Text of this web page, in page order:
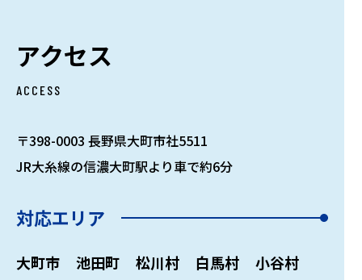
アクセス
ACCESS
〒398-0003 長野県大町市社5511
JR大糸線の信濃大町駅より車で約6分
対応エリア
大町市 池田町 松川村 白馬村
小谷村